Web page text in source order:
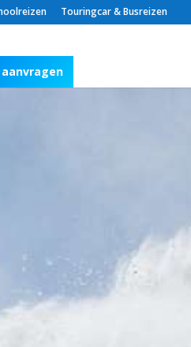
Touringcar & Busreizen